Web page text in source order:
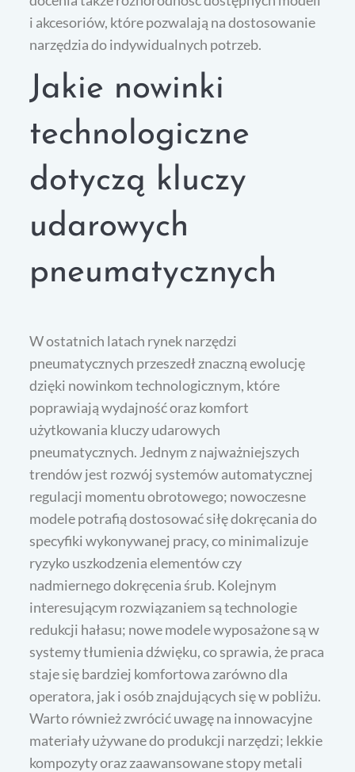
i akcesoriów, które pozwalają na dostosowanie
narzędzia do indywidualnych potrzeb.
Jakie nowinki
technologiczne
dotyczą kluczy
udarowych
pneumatycznych
W ostatnich latach rynek narzędzi
pneumatycznych przeszedł znaczną ewolucję
dzięki nowinkom technologicznym, które
poprawiają wydajność oraz komfort
użytkowania kluczy udarowych
pneumatycznych. Jednym z najważniejszych
trendów jest rozwój systemów automatycznej
regulacji momentu obrotowego; nowoczesne
modele potrafią dostosować siłę dokręcania do
specyfiki wykonywanej pracy, co minimalizuje
ryzyko uszkodzenia elementów czy
nadmiernego dokręcenia śrub. Kolejnym
interesującym rozwiązaniem są technologie
redukcji hałasu; nowe modele wyposażone są w
systemy tłumienia dźwięku, co sprawia, że praca
staje się bardziej komfortowa zarówno dla
operatora, jak i osób znajdujących się w pobliżu.
Warto również zwrócić uwagę na innowacyjne
materiały używane do produkcji narzędzi; lekkie
kompozyty oraz zaawansowane stopy metali